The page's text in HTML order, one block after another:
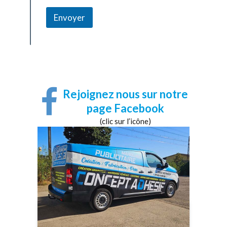
Envoyer
Rejoignez nous sur notre
page Facebook
(clic sur l’icône)